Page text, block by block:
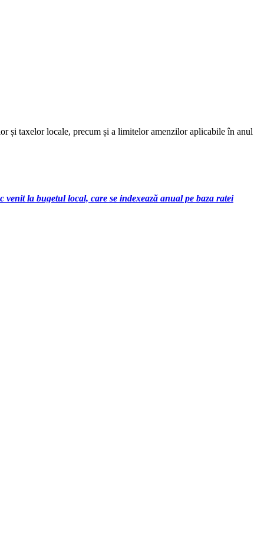
și taxelor locale, precum și a limitelor amenzilor aplicabile în anul
la bugetul local, care se indexează anual pe baza ratei